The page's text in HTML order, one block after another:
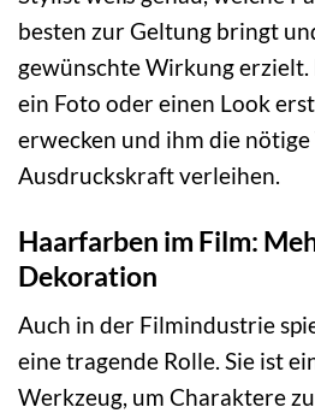
besten zur Geltung bringt
gewünschte Wirkung
ein Foto oder einen Look
erwecken und ihm die nötige
Ausdruckskraft verleihen.
Haarfarben im Film:
Dekoration
Auch in der Filmindustrie
eine tragende Rolle. Sie ist
Werkzeug, um Charaktere